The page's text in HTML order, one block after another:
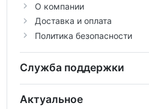
О компании
Доставка и оплата
Политика безопасности
Служба поддержки
Актуальное